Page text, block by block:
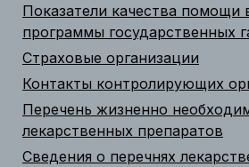
Показатели качества помощи
программы государственных
Страховые организации
Контакты контролирующих
Перечень жизненно
лекарственных препаратов
Сведения о перечнях